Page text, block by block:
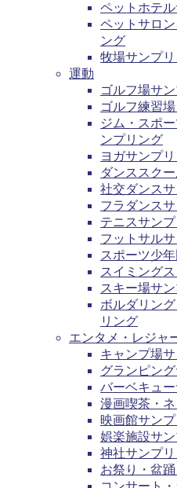
ペットホテ
ペットサロ
ング
牧場サンプ
運動
ゴルフ場サ
ゴルフ練習
ジム・スポ
ンプリング
ヨガサンプ
ダンススク
社交ダンス
フラダンス
テニスサン
フットサル
スポーツ少
スイミング
スキー場サ
ボルダリン
リング
エンタメ・レジャ
キャンプ場
グランピン
バーベキュ
漫画喫茶・
映画館サン
娯楽施設サ
神社サンプ
お祭り・盆